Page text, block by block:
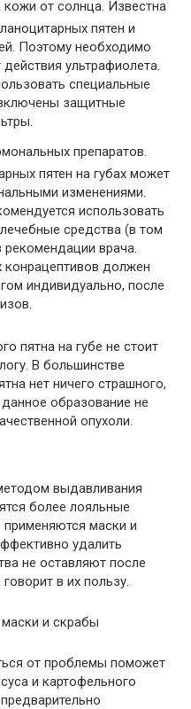
от солнца. Известна
пятен и
Поэтому необходимо
ультрафиолета.
специальные
защитные
препаратов.
пятен на губах может
изменениями.
использовать
средства (в том
врача.
должен
индивидуально, после
пятна на губе не стоит
В большинстве
нет ничего страшного,
образование не
опухоли.
выдавливания
более лояльные
маски и
удалить
не оставляют после
в их пользу.
и скрабы
от проблемы поможет
и картофельного